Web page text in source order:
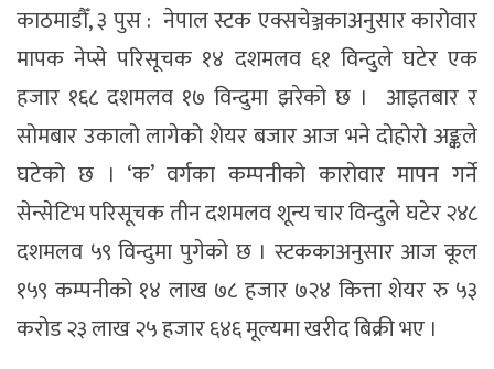
काठमाडौँ, ३ पुस : नेपाल स्टक एक्सचेञ्जकाअनुसार कारोवार
मापक नेप्से परिसूचक १४ दशमलव ६१ विन्दुले घटेर एक
हजार १६८ दशमलव १७ विन्दुमा झरेको छ । आइतबार र
सोमबार उकालो लागेको शेयर बजार आज भने दोहोरो अङ्कले
घटेको छ । ‘क’ वर्गका कम्पनीको कारोवार मापन गर्ने
सेन्सेटिभ परिसूचक तीन दशमलव शून्य चार विन्दुले घटेर २४८
दशमलव ५९ विन्दुमा पुगेको छ । स्टककाअनुसार आज कूल
१५९ कम्पनीको १४ लाख ७८ हजार ७२४ कित्ता शेयर रु ५३
करोड २३ लाख २५ हजार ६४६ मूल्यमा खरीद बिक्री भए ।